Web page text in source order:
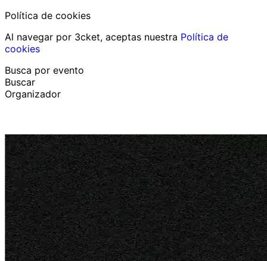
Política de cookies
Al navegar por 3cket, aceptas nuestra Política de
cookies
Busca por evento
Buscar
Organizador
Español
Ayuda al participante He perdido mi entrada
LoginPromover evento